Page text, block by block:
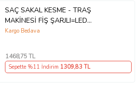
SAÇ SAKAL KESME - TRAŞ
MAKİNESİ FİŞ ŞARJLI=LED
GÖSTERGE AYARLI BIÇAK=0.1-
Kargo Bedava
1468,75 TL
Sepette %11 İndirim 1309,83 TL